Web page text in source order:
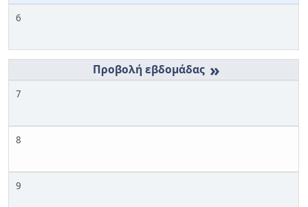
6
»
7
8
9